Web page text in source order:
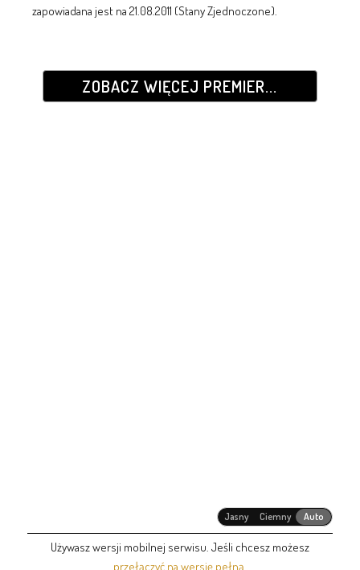
zapowiadana jest na 21.08.2011 (Stany Zjednoczone).
ZOBACZ WIĘCEJ PREMIER...
Jasny Ciemny Auto
Używasz wersji mobilnej serwisu. Jeśli chcesz możesz
przełączyć na wersję pełną